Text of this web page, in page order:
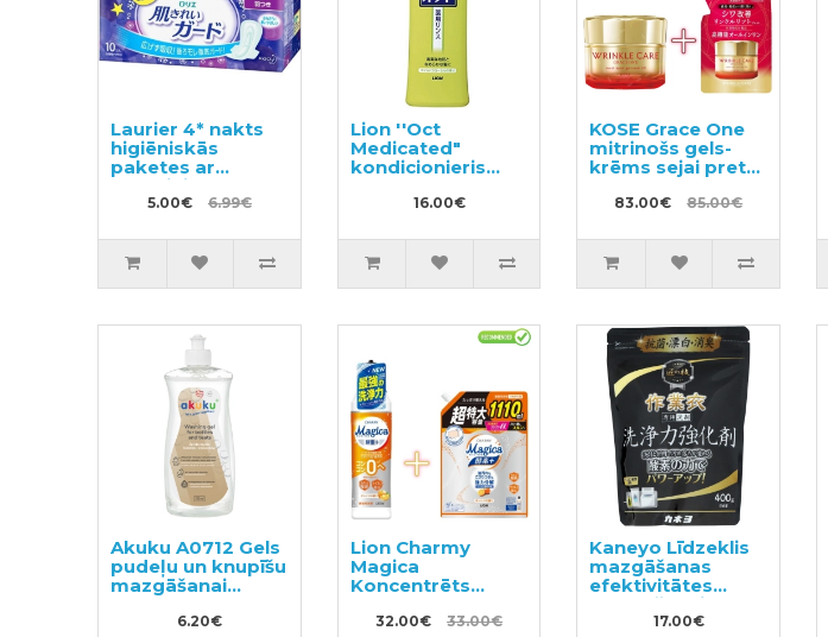
Laurier 4* nakts
higiēniskās
paketes ar
spārniņiem 30cm
10gab5.00€ 6.99€
Lion ''Oct
Medicated"
kondicionieris
un galvas niezi
16.00€
KOSE Grace One
mitrinošs gels-
krēms sejai pret
pildviela 90g
83.00€ 85.00€
Akuku A0712 Gels
pudeļu un knupīšu
mazgāšanai
6.20€
Lion Charmy
Magica
Koncentrēts
mazgāšanas
32.00€ 33.00€
Kaneyo Līdzeklis
mazgāšanas
efektivitātes
uzlabošanai 400g
17.00€